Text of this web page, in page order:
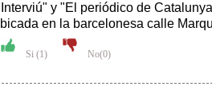
y "El periódico de
en la barcelonesa calle
Si (1) No(0)